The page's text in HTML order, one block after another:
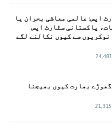
اپس: عالمی معاشی بحران یا
پاکستانی سٹارٹ اپس
نوکریوں سے کیوں نکالنے لگے
24,481
بھارت کیوں بھیجنا
21,315